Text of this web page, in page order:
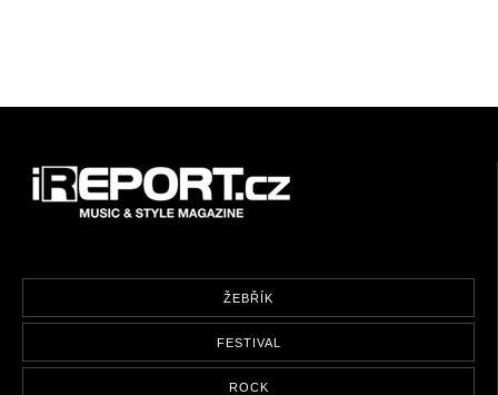
ŽEBŘÍK
FESTIVAL
ROCK